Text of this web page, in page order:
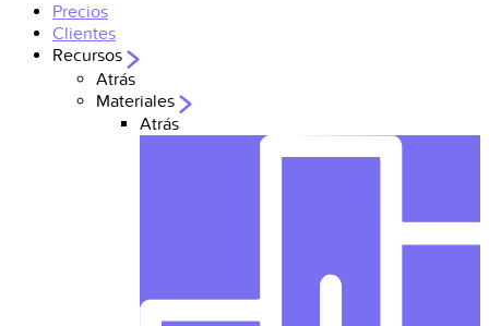
Precios
Clientes
Recursos
Atrás
Materiales
Atrás